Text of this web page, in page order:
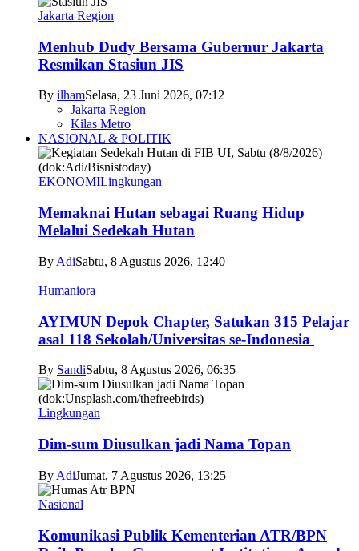
Jakarta Region
Menhub Dudy Bersama Gubernur Jakarta
Resmikan Stasiun JIS
By ilhamSelasa, 23 Juni 2026, 07:12
Jakarta Region
Kilas Metro
NASIONAL & POLITIK
EKONOMILingkungan
Memaknai Hutan sebagai Ruang Hidup
Melalui Sedekah Hutan
By AdiSabtu, 8 Agustus 2026, 12:40
Humaniora
AYIMUN Depok Chapter, Satukan 315 Pelajar
asal 118 Sekolah/Universitas se-Indonesia
By SandiSabtu, 8 Agustus 2026, 06:35
Lingkungan
Dim-sum Diusulkan jadi Nama Topan
By AdiJumat, 7 Agustus 2026, 13:25
Nasional
Komunikasi Publik Kementerian ATR/BPN